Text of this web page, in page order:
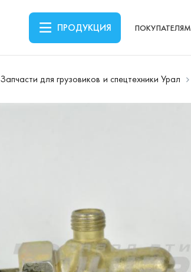
ПРОДУКЦИЯ ПОКУПАТЕЛЯМ
Запчасти для грузовиков и спецтехники Урал